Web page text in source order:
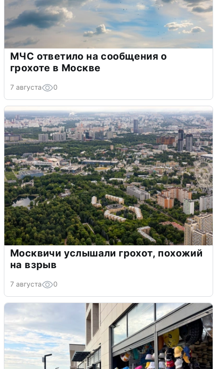
МЧС ответило на сообщения о
грохоте в Москве
7 августа 0
Москвичи услышали грохот, похожий
на взрыв
7 августа 0